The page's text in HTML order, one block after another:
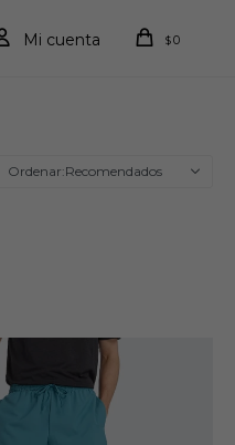
$0
Recomendados